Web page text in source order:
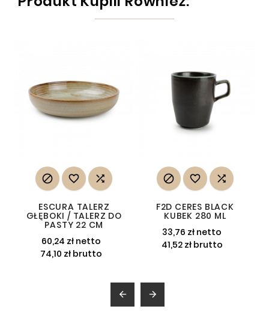
  
ESCURA TALERZ
GŁĘBOKI / TALERZ DO
PASTY 22 CM
60,24 zł netto
74,10 zł brutto
  
F2D CERES BLACK
KUBEK 280 ML
33,76 zł netto
41,52 zł brutto
 